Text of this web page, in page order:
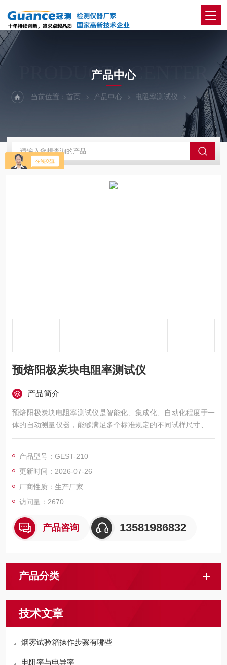
PRODUCTS CENTER
产品中心
当前位置：首页 产品中心 电阻率测试仪 210-炭块
预焙阳极炭块电阻率测试仪
产品简介
预焙阳极炭块电阻率测试仪是智能化、集成化、自动化程度于一
体的自动测量仪器，能够满足多个标准规定的不同试样尺寸、电
流换向、电流切换、自动施加压力及多组探针同时测量的仪器自
产品型号：GEST-210
更新时间：2026-07-26
厂商性质：生产厂家
访问量：2670
产品咨询 13581986832
产品分类
技术文章
烟雾试验箱操作步骤有哪些
电阻率与电导率